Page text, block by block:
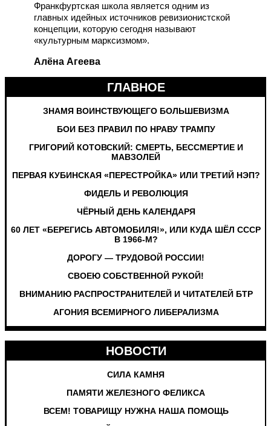
Франкфуртская школа является одним из
главных идейных источников ревизионистской
концепции, которую сегодня называют
«культурным марксизмом».
Алёна Агеева
ГЛАВНОЕ
ЗНАМЯ ВОИНСТВУЮЩЕГО БОЛЬШЕВИЗМА
БОИ БЕЗ ПРАВИЛ ПО НРАВУ ТРАМПУ
ГРИГОРИЙ КОТОВСКИЙ: СМЕРТЬ, БЕССМЕРТИЕ И
МАВЗОЛЕЙ
ПЕРВАЯ КУБИНСКАЯ «ПЕРЕСТРОЙКА» ИЛИ ТРЕТИЙ НЭП?
ФИДЕЛЬ И РЕВОЛЮЦИЯ
ЧЁРНЫЙ ДЕНЬ КАЛЕНДАРЯ
60 ЛЕТ «БЕРЕГИСЬ АВТОМОБИЛЯ!», ИЛИ КУДА ШЁЛ СССР
В 1966-М?
ДОРОГУ — ТРУДОВОЙ РОССИИ!
СВОЕЮ СОБСТВЕННОЙ РУКОЙ!
ВНИМАНИЮ РАСПРОСТРАНИТЕЛЕЙ И ЧИТАТЕЛЕЙ БТР
АГОНИЯ ВСЕМИРНОГО ЛИБЕРАЛИЗМА
НОВОСТИ
СИЛА КАМНЯ
ПАМЯТИ ЖЕЛЕЗНОГО ФЕЛИКСА
ВСЕМ! ТОВАРИЩУ НУЖНА НАША ПОМОЩЬ